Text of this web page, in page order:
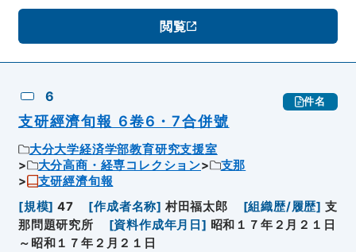
閲覧
6 件名
支研經濟旬報 6卷6・7合併號
大分大学経済学部教育研究支援室
大分高商・経専コレクション
支那
支研經濟旬報
[規模] 47 [作成者名称] 村田福太郎 [組織歴/履歴] 支
那問題研究所
[資料作成年月日 ] 昭和１７年２月２１日
～昭和１７年２月２１日